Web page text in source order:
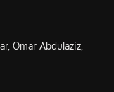
Omar Abdulaziz,